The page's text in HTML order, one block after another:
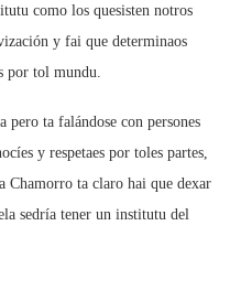
como los quesisten notros
y fai que determinaos
por tol mundu.
pero ta falándose con persones
y respetaes por toles partes,
Chamorro ta claro hai que dexar
sedría tener un institutu del